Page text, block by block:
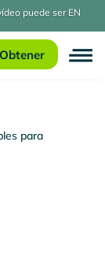
puede ser EN
Obtener
para